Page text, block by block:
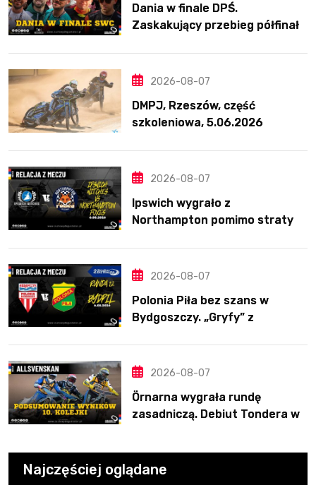
Dania w finale DPŚ.
Zaskakujący przebieg półfinału
2026-08-07
DMPJ, Rzeszów, część
szkoleniowa, 5.06.2026
2026-08-07
Ipswich wygrało z
Northampton pomimo straty
2026-08-07
Polonia Piła bez szans w
Bydgoszczy. „Gryfy” z
2026-08-07
Örnarna wygrała rundę
zasadniczą. Debiut Tondera w
Najczęściej oglądane